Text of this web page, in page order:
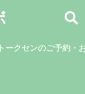
ークセンのご予約・